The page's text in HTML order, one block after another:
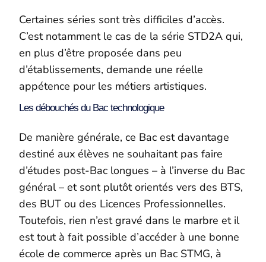
Certaines séries sont très difficiles d’accès.
C’est notamment le cas de la série STD2A qui,
en plus d’être proposée dans peu
d’établissements, demande une réelle
appétence pour les métiers artistiques.
Les débouchés du Bac technologique
De manière générale, ce Bac est davantage
destiné aux élèves ne souhaitant pas faire
d’études post-Bac longues – à l’inverse du Bac
général – et sont plutôt orientés vers des BTS,
des BUT ou des Licences Professionnelles.
Toutefois, rien n’est gravé dans le marbre et il
est tout à fait possible d’accéder à une bonne
école de commerce après un Bac STMG, à